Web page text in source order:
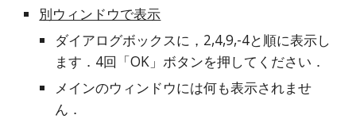
別ウィンドウで表示
ダイアログボックスに，2,4,9,-4と順に表示し
ます．4回「OK」ボタンを押してください．
メインのウィンドウには何も表示されませ
ん．